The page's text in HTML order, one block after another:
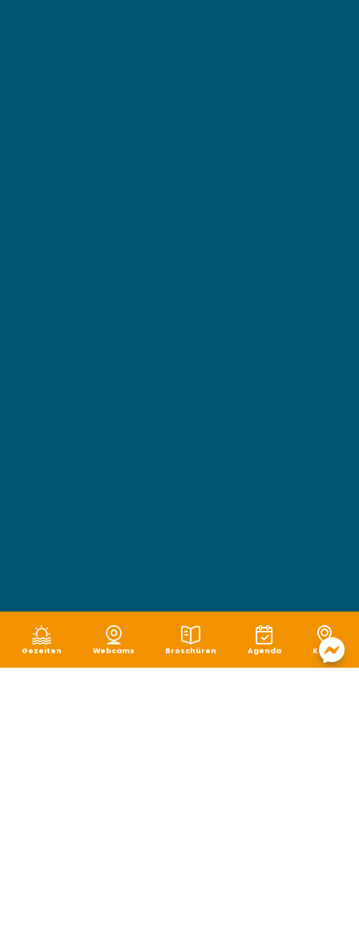
Gezeiten Webcams Broschüren Agenda Karte